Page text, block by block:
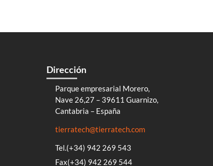
Dirección
Parque empresarial Morero,
Nave 26,27 – 39611 Guarnizo,
Cantabria – España
tierratech@tierratech.com
Tel.(+34) 942 269 543
Fax(+34) 942 269 544